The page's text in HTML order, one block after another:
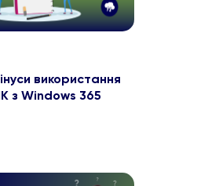
використання
з Windows 365